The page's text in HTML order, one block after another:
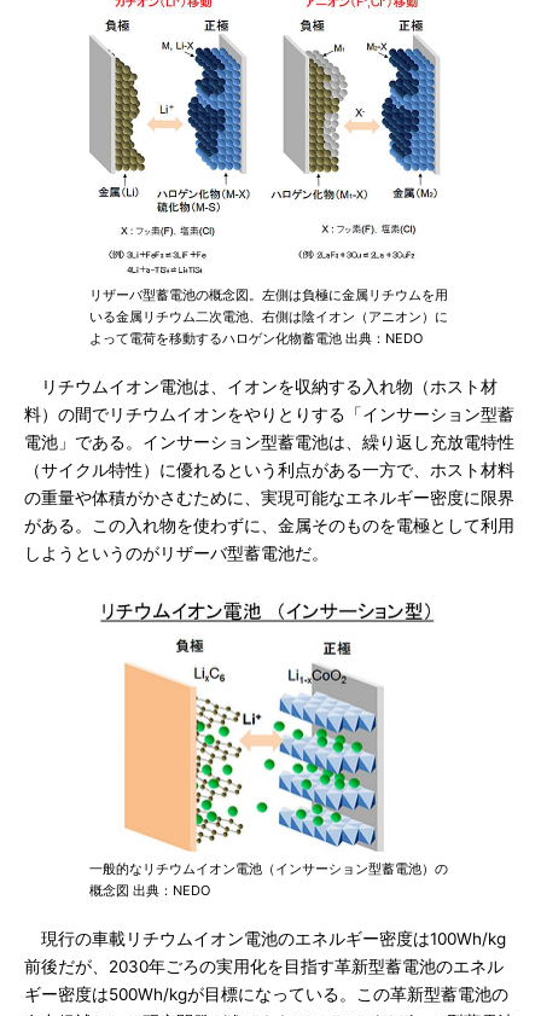
リザーバ型蓄電池の概念図。左側は負極に金属リチウムを用
いる金属リチウム二次電池、右側は陰イオン（アニオン）に
よって電荷を移動するハロゲン化物蓄電池 出典：NEDO
リチウムイオン電池は、イオンを収納する入れ物（ホスト材
料）の間でリチウムイオンをやりとりする「インサーション型蓄
電池」である。インサーション型蓄電池は、繰り返し充放電特性
（サイクル特性）に優れるという利点がある一方で、ホスト材料
の重量や体積がかさむために、実現可能なエネルギー密度に限界
がある。この入れ物を使わずに、金属そのものを電極として利用
しようというのがリザーバ型蓄電池だ。
一般的なリチウムイオン電池（インサーション型蓄電池）の
概念図 出典：NEDO
現行の車載リチウムイオン電池のエネルギー密度は100Wh/kg
前後だが、2030年ごろの実用化を目指す革新型蓄電池のエネル
ギー密度は500Wh/kgが目標になっている。この革新型蓄電池の